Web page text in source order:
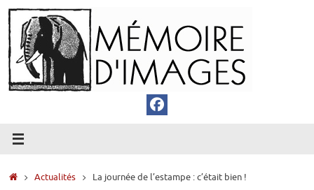
Passer
au
contenu
Accueil
Actualités La journée de l’estampe : c’était bien !